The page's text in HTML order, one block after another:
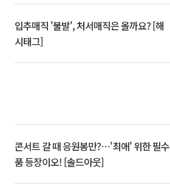
입추매직 '불발', 처서매직은 올까요? [해
시태그]
콘서트 갈 때 응원봉만?⋯'최애' 위한 필수
품 등장이오! [솔드아웃]